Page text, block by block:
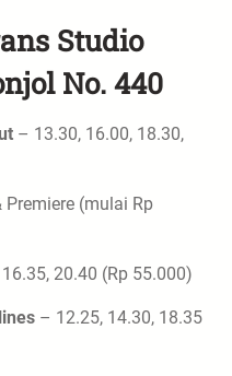
Studio
No. 440
– 13.30, 16.00, 18.30,
Premiere (mulai Rp
20.40 (Rp 55.000)
– 12.25, 14.30, 18.35